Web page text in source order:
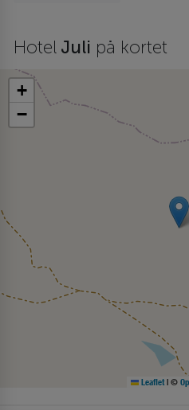
Hotel Juli på kortet
+
−
Leaflet | ©